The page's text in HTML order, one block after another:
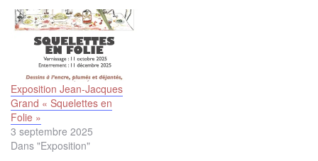
Exposition Jean-Jacques
Grand « Squelettes en
Folie »
3 septembre 2025
Dans "Exposition"